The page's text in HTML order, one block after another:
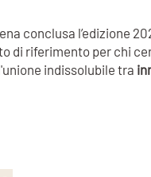
conclusa l’edizione
di riferimento per chi
indissolubile tra